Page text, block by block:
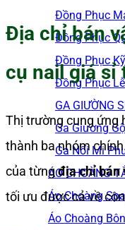
Đồng Phục
Đồng Phục
Đồng Phục
Đồng Phục
GA GIƯỜNG
Ga Giường
Ga Nối Mi
ÁO CHOÀNG
Áo Choàng Spa
Áo Choàng
Địa chỉ bán
cụ nail giá sỉ
Thị trường cung ứng
thành ba nhóm
của từngđịa chỉ bán
tối ưu được cả về